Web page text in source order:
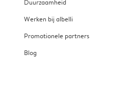
Duurzaamheid
Werken bij albelli
Promotionele partners
Blog